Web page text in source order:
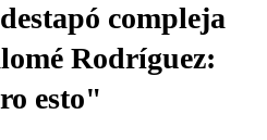
compleja
Rodríguez:
esto"